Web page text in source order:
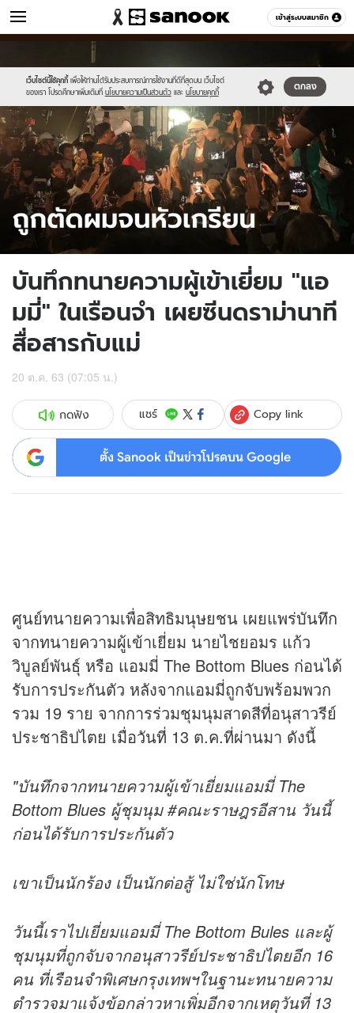
เข้าสู่ระบบสมาชิก
ข่าว หมวดอื่นๆ
เว็บไซต์นี้ใช้คุกกี้ เพื่อให้ท่านได้รับประสบการณ์การใช้งานที่ดีที่สุดบน เว็บไซต์
ของเรา โปรดศึกษาเพิ่มเติมที่ นโยบายความเป็นส่วนตัว และ นโยบายคุกกี้
ตกลง
//s.isanook.com/sr/0/images/logo-
new-
sanook.png
//s.isanook.com/ns/0/ud/1655/8278626/ammy.jpg
บันทึกทนายความผู้เข้าเยี่ยม "แอ
มมี่" ในเรือนจำ เผยซีนดราม่านาที
สื่อสารกับแม่
20 ต.ค. 63 (07:05 น.)
กดฟัง แชร์ Copy link
ตั้ง Sanook เป็นข่าวโปรดบน Google
ศูนย์ทนายความเพื่อสิทธิมนุษยชน เผยแพร่บันทึก
จากทนายความผู้เข้าเยี่ยม นายไชยอมร แก้ว
วิบูลย์พันธุ์ หรือ แอมมี่ The Bottom Blues ก่อนได้
รับการประกันตัว หลังจากแอมมี่ถูกจับพร้อมพวก
รวม 19 ราย จากการร่วมชุมนุมสาดสีที่อนุสาวรีย์
ประชาธิปไตย เมื่อวันที่ 13 ต.ค.ที่ผ่านมา ดังนี้
"บันทึกจากทนายความผู้เข้าเยี่ยมแอมมี่ The
Bottom Blues ผู้ชุมนุม #คณะราษฎรอีสาน วันนี้
ก่อนได้รับการประกันตัว
เขาเป็นนักร้อง เป็นนักต่อสู้ ไม่ใช่นักโทษ
วันนี้เราไปเยี่ยมแอมมี่ The Bottom Bules และผู้
ชุมนุมที่ถูกจับจากอนุสาวรีย์ประชาธิปไตยอีก 16
คน ที่เรือนจำพิเศษกรุงเทพฯในฐานะทนายความ
ตำรวจมาแจ้งข้อกล่าวหาเพิ่มอีกจากเหตุวันที่ 13